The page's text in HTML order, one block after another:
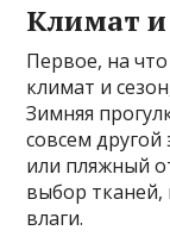
Климат и
Первое, на
климат и
Зимняя
совсем
или пляжный
выбор тканей,
влаги.